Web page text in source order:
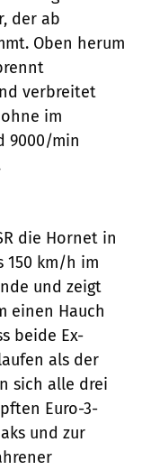
der ab
Oben herum
verbreitet
im
9000/min
die Hornet in
150 km/h im
und zeigt
einen Hauch
beide Ex-
als der
sich alle drei
Euro-3-
und zur